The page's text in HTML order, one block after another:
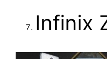
Infinix